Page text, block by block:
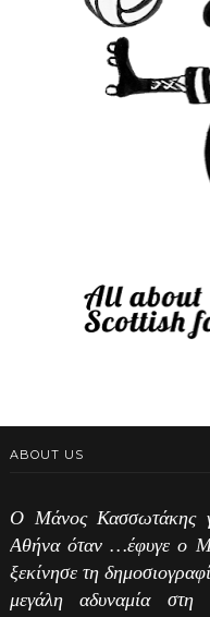
ABOUT US
Ο Μάνος Κασσωτάκης
Αθήνα όταν …έφυγε ο
ξεκίνησε τη
μεγάλη αδυναμία